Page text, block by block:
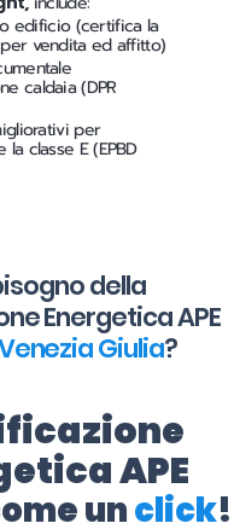
edificio (certifica la
vendita ed affitto)
caldaia (DPR
per
classe E (EPBD
della
Energetica APE
Giulia?
APE
unclick!